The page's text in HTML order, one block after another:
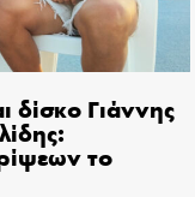
δίσκο Γιάννης
το